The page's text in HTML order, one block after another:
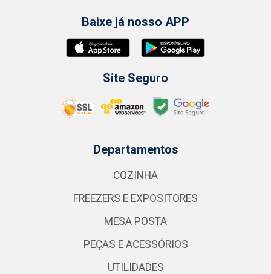
Baixe já nosso APP
Site Seguro
Departamentos
COZINHA
FREEZERS E EXPOSITORES
MESA POSTA
PEÇAS E ACESSÓRIOS
UTILIDADES